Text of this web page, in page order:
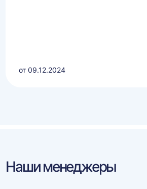
от 09.12.2024
Наши менеджеры